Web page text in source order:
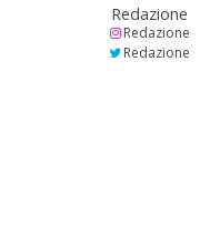
Redazione
Redazione
Redazione